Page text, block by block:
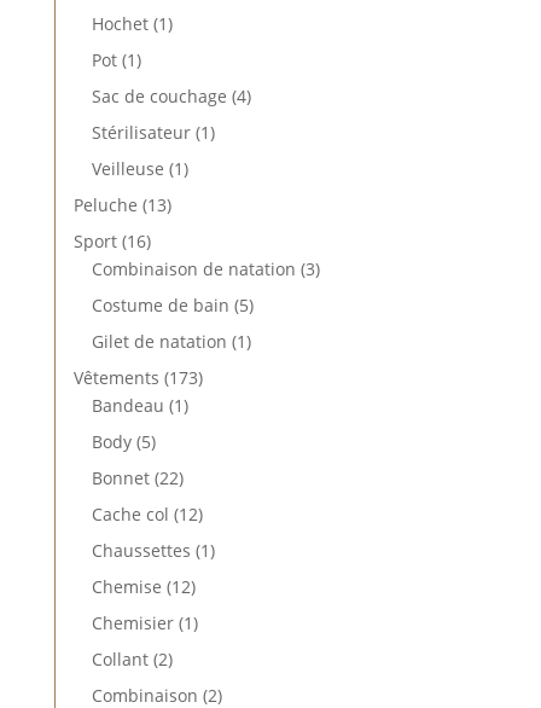
Hochet 11
Pot 11
produit
Sac de couchage 44
Stérilisateur 11
Veilleuse 11
Peluche 1313
Sport 1616
produits
Combinaison de natation 33
Costume de bain 55
produits
Gilet de natation 11
Vêtements 173173
Bandeau 11
Body 55
produits
Bonnet 2222
produits
Cache col 1212
produits
Chaussettes 11
Chemise 1212
produits
Chemisier 11
Collant 22
produits
Combinaison 22